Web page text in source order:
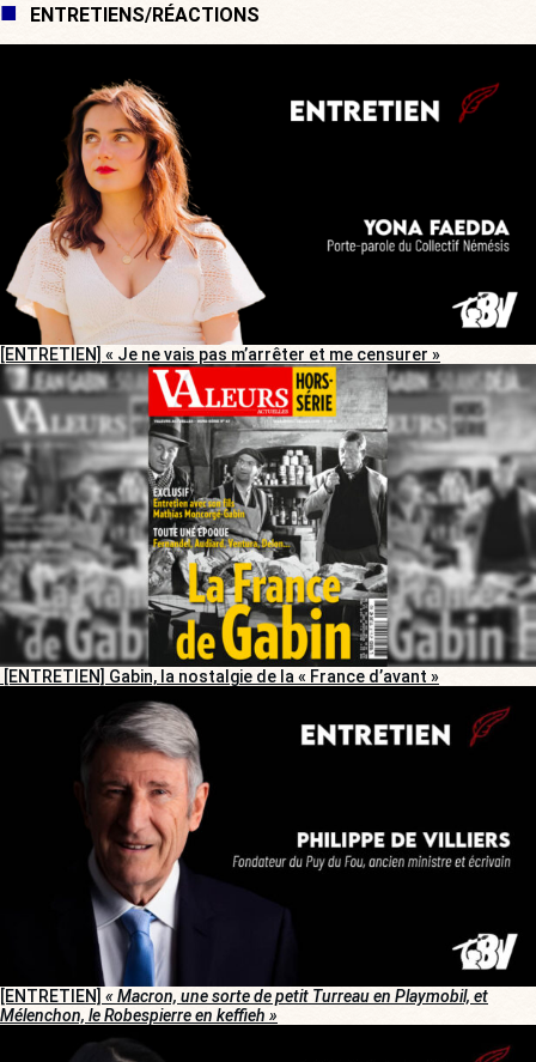
ENTRETIENS/RÉACTIONS
[ENTRETIEN] « Je ne vais pas m’arrêter et me censurer »
[ENTRETIEN] Gabin, la nostalgie de la « France d’avant »
[ENTRETIEN] « Macron, une sorte de petit Turreau en Playmobil, et
Mélenchon, le Robespierre en keffieh »